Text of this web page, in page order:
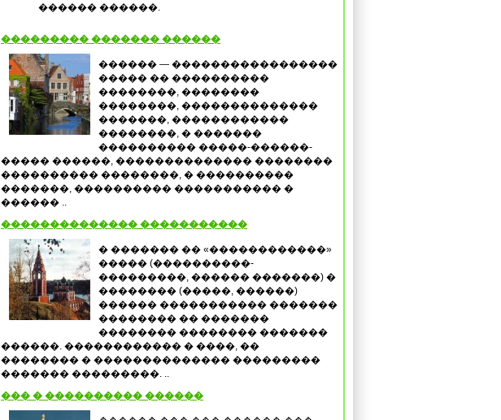
������ ������.
��������� ������� ������
������ — �����������������
����� �� ����������
��������, ��������
��������, ��������������
�������, ������������
��������, � �������
���������� �����-������-
����� ������, �������������� ��������
���������� ��������, � ����������
�������, ���������� ����������� �
������ ..
�������������� �����������
� ������� �� «������������»
����� (����������-
���������, ������ �������) �
�������� (�����, ������)
������ ����������� �������
�������� �� �������
�������� �������� �������
������. ������������ � ����, ��
�������� � �������������� ���������
������� ���������. ..
��� � ���������� ������